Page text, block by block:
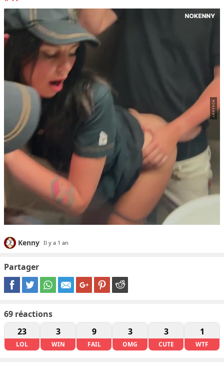
Kenny Il y a 1 an
Partager
69 réactions
23
LOL
3
WIN
9
FAIL
3
OMG
3
CUTE
1
WTF